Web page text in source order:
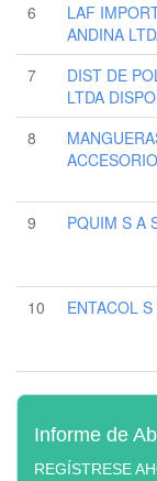
6
LAF
ANDINA
7
DIST DE
LTDA
8
9
PQUIM S A
10
ENTACOL S
Informe de
REGÍSTRESE